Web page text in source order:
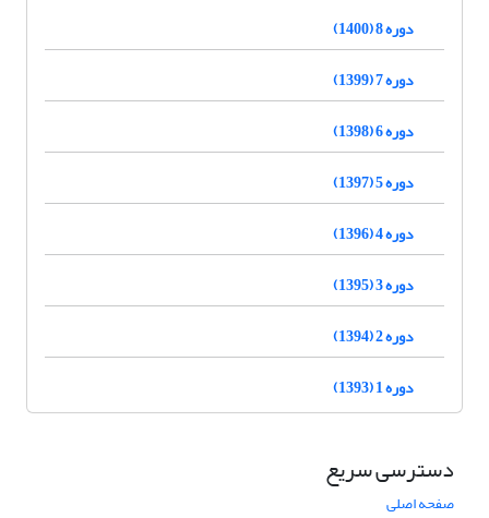
دوره 8 (1400)
دوره 7 (1399)
دوره 6 (1398)
دوره 5 (1397)
دوره 4 (1396)
دوره 3 (1395)
دوره 2 (1394)
دوره 1 (1393)
دسترسی سریع
صفحه اصلی